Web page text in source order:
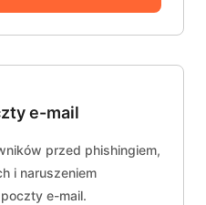
e-mail
przed phishingiem,
i naruszeniem
e-mail.